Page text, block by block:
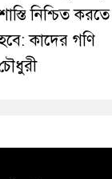
নিশ্চিত করতে
কাদের গণি